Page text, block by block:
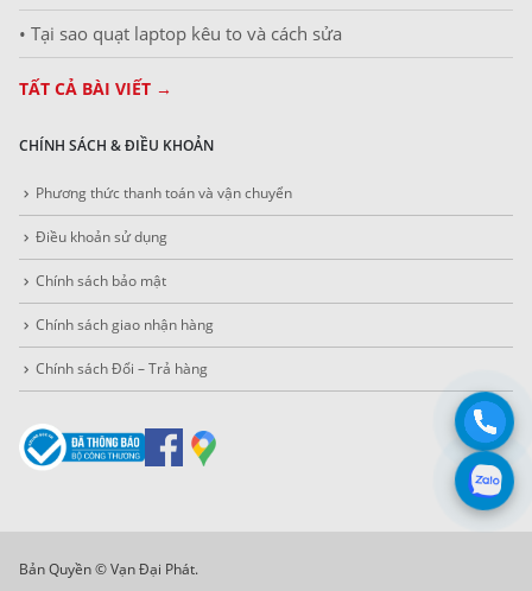
• Tại sao quạt laptop kêu to và cách sửa
TẤT CẢ BÀI VIẾT →
CHÍNH SÁCH & ĐIỀU KHOẢN
Phương thức thanh toán và vận chuyển
Điều khoản sử dụng
Chính sách bảo mật
Chính sách giao nhận hàng
Chính sách Đổi – Trả hàng
Bản Quyền © Vạn Đại Phát.